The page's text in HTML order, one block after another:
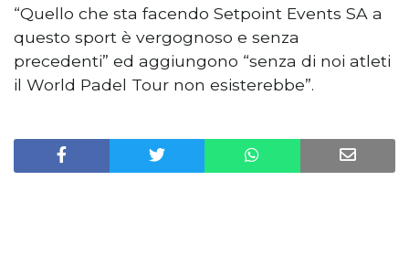
“Quello che sta facendo Setpoint Events SA a
questo sport è vergognoso e senza
precedenti” ed aggiungono “senza di noi atleti
il World Padel Tour non esisterebbe”.